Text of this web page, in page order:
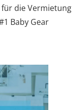
die Vermietung
Baby Gear